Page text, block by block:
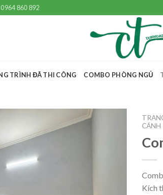
0964 860 892
TRÌNH ĐÃ THI CÔNG COMBO PHÒNG NGỦ
CÁNH
Kích